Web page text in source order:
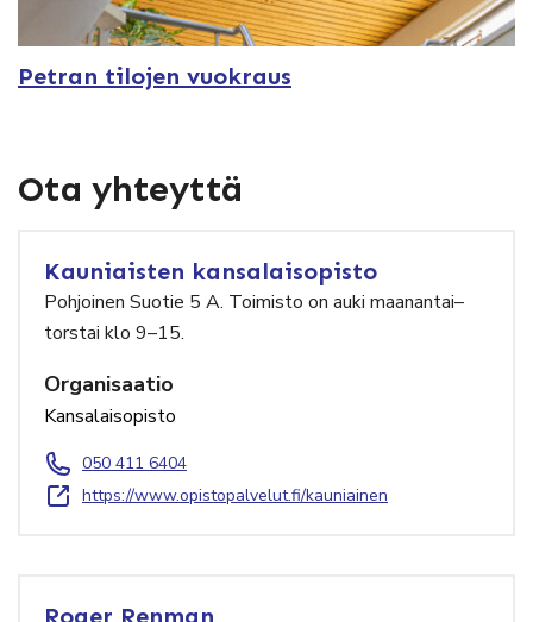
Petran tilojen vuokraus
Ota yhteyttä
Kauniaisten kansalaisopisto
Pohjoinen Suotie 5 A. Toimisto on auki maanantai–
torstai klo 9–15.
Organisaatio
Kansalaisopisto
050 411 6404
https://www.opistopalvelut.fi/kauniainen
Roger Renman